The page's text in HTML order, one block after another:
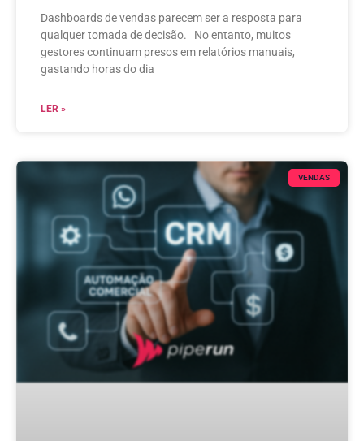
Dashboards de vendas parecem ser a resposta para
qualquer tomada de decisão. No entanto, muitos
gestores continuam presos em relatórios manuais,
gastando horas do dia
LER »
VENDAS